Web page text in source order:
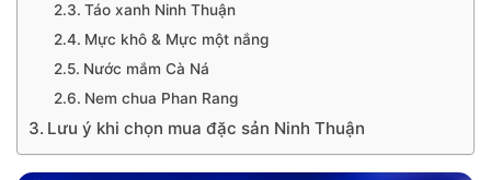
Táo xanh Ninh Thuận
Mực khô & Mực một nắng
Nước mắm Cà Ná
Nem chua Phan Rang
Lưu ý khi chọn mua đặc sản Ninh Thuận